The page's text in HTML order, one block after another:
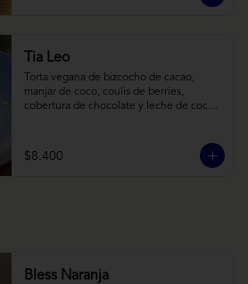
Tia Leo
Torta vegana de bizcocho de cacao,
manjar de coco, coulis de berries,
cobertura de chocolate y leche de coco
$8.400
Bless Naranja